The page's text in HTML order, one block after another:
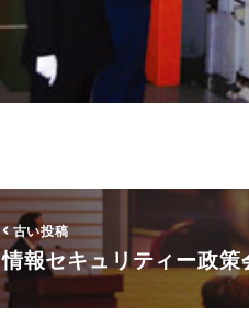
古い投稿
情報セキュリティー政策